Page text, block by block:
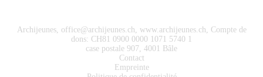
Archijeunes, office@archijeunes.ch, www.archijeunes.ch, Compte de
dons: CH81 0900 0000 1071 5740 1
case postale 907, 4001 Bâle
Contact
Empreinte